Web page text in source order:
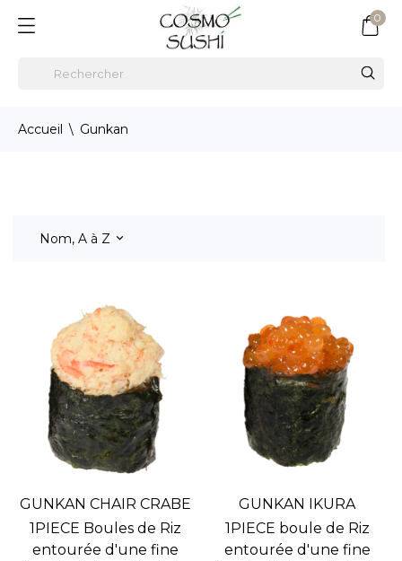
0
Accueil Gunkan
Nom, A à Z keyboard_arrow_down
GUNKAN CHAIR CRABE
1PIECE Boules de Riz
entourée d'une fine
GUNKAN IKURA
1PIECE boule de Riz
entourée d'une fine